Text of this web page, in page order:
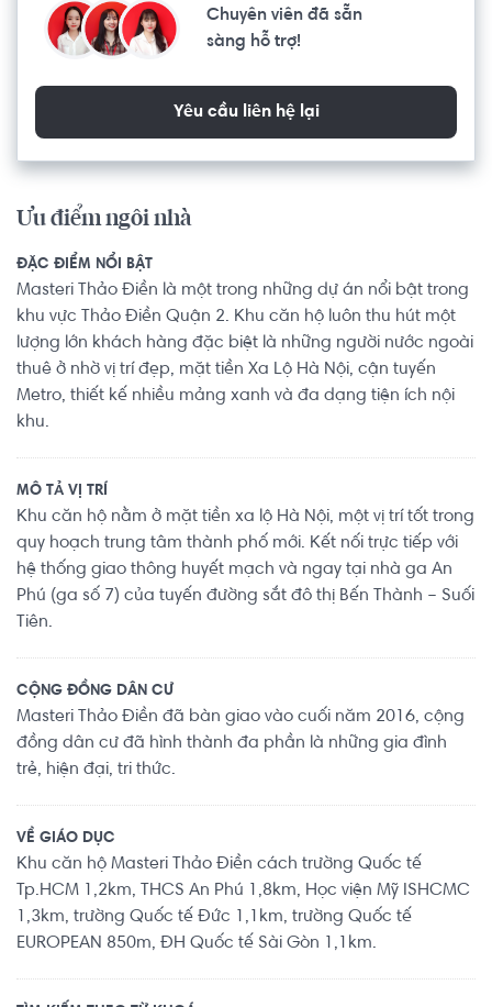
Chuyên viên đã sẵn
sàng hỗ trợ!
Yêu cầu liên hệ lại
Ưu điểm ngôi nhà
ĐẶC ĐIỂM NỔI BẬT
Masteri Thảo Điền là một trong những dự án nổi bật trong
khu vực Thảo Điền Quận 2. Khu căn hộ luôn thu hút một
lượng lớn khách hàng đặc biệt là những người nước ngoài
thuê ở nhờ vị trí đẹp, mặt tiền Xa Lộ Hà Nội, cận tuyến
Metro, thiết kế nhiều mảng xanh và đa dạng tiện ích nội
khu.
MÔ TẢ VỊ TRÍ
Khu căn hộ nằm ở mặt tiền xa lộ Hà Nội, một vị trí tốt trong
quy hoạch trung tâm thành phố mới. Kết nối trực tiếp với
hệ thống giao thông huyết mạch và ngay tại nhà ga An
Phú (ga số 7) của tuyến đường sắt đô thị Bến Thành – Suối
Tiên.
CỘNG ĐỒNG DÂN CƯ
Masteri Thảo Điền đã bàn giao vào cuối năm 2016, cộng
đồng dân cư đã hình thành đa phần là những gia đình
trẻ, hiện đại, tri thức.
VỀ GIÁO DỤC
Khu căn hộ Masteri Thảo Điền cách trường Quốc tế
Tp.HCM 1,2km, THCS An Phú 1,8km, Học viện Mỹ ISHCMC
1,3km, trường Quốc tế Đức 1,1km, trường Quốc tế
EUROPEAN 850m, ĐH Quốc tế Sài Gòn 1,1km.